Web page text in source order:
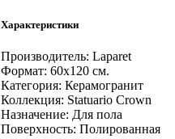
Характеристики
Производитель: Laparet
Формат: 60х120 см.
Категория: Керамогранит
Коллекция: Statuario Crown
Назначение: Для пола
Поверхность: Полированная